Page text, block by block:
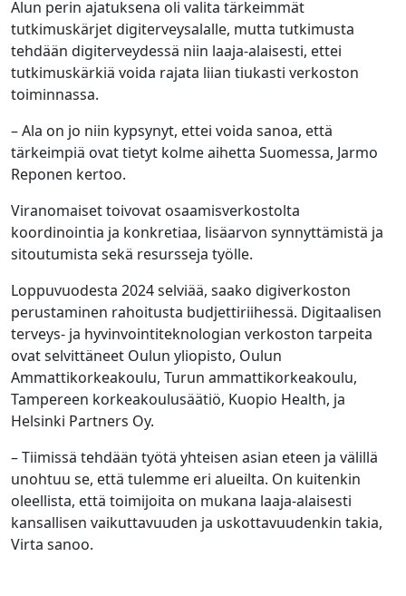
Alun perin ajatuksena oli valita tärkeimmät
tutkimuskärjet digiterveysalalle, mutta tutkimusta
tehdään digiterveydessä niin laaja-alaisesti, ettei
tutkimuskärkiä voida rajata liian tiukasti verkoston
toiminnassa.
– Ala on jo niin kypsynyt, ettei voida sanoa, että
tärkeimpiä ovat tietyt kolme aihetta Suomessa, Jarmo
Reponen kertoo.
Viranomaiset toivovat osaamisverkostolta
koordinointia ja konkretiaa, lisäarvon synnyttämistä ja
sitoutumista sekä resursseja työlle.
Loppuvuodesta 2024 selviää, saako digiverkoston
perustaminen rahoitusta budjettiriihessä. Digitaalisen
terveys- ja hyvinvointiteknologian verkoston tarpeita
ovat selvittäneet Oulun yliopisto, Oulun
Ammattikorkeakoulu, Turun ammattikorkeakoulu,
Tampereen korkeakoulusäätiö, Kuopio Health, ja
Helsinki Partners Oy.
– Tiimissä tehdään työtä yhteisen asian eteen ja välillä
unohtuu se, että tulemme eri alueilta. On kuitenkin
oleellista, että toimijoita on mukana laaja-alaisesti
kansallisen vaikuttavuuden ja uskottavuudenkin takia,
Virta sanoo.